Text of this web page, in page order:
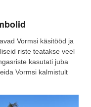
Vormsi käsitööd ja
riste teatakse veel
kasutati juba
Vormsi kalmistult